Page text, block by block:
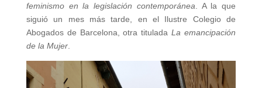
feminismo en la legislación contemporánea . A la que
siguió un mes más tarde, en el Ilustre Colegio de
Abogados de Barcelona, otra tituladaLa emancipación
de la Mujer.